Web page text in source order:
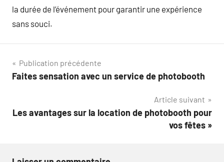
la durée de l’événement pour garantir une expérience
sans souci.
Navigation
de
Publication précédente
Faites sensation avec un service de photobooth
Article suivant
Les avantages sur la location de photobooth pour
vos fêtes »